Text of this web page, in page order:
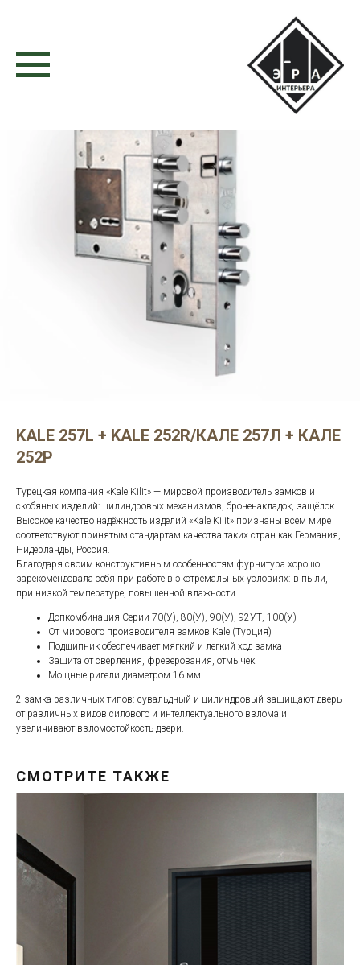
KALE 257L + KALE 252R/КАЛЕ 257Л + КАЛЕ
252Р
Турецкая компания «Kale Kilit» — мировой производитель замков и
скобяных изделий: цилиндровых механизмов, броненакладок, защёлок.
Высокое качество надёжность изделий «Kale Kilit» признаны всем мире
соответствуют принятым стандартам качества таких стран как Германия,
Нидерланды, Россия.
Благодаря своим конструктивным особенностям фурнитура хорошо
зарекомендовала себя при работе в экстремальных условиях: в пыли,
при низкой температуре, повышенной влажности.
Допкомбинация Серии 70(У), 80(У), 90(У), 92УТ, 100(У)
От мирового производителя замков Kale (Турция)
Подшипник обеспечивает мягкий и легкий ход замка
Защита от сверления, фрезерования, отмычек
Мощные ригели диаметром 16 мм
2 замка различных типов: сувальдный и цилиндровый защищают дверь
от различных видов силового и интеллектуального взлома и
увеличивают взломостойкость двери.
СМОТРИТЕ ТАКЖЕ